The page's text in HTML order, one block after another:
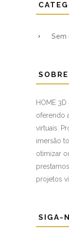
Sem
HOME
oferendo
virtuais.
imersão
otimizar
projetos
SIGA-